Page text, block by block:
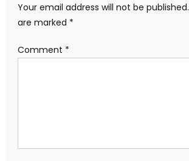
Your email address will not be published.
are marked *
Comment *